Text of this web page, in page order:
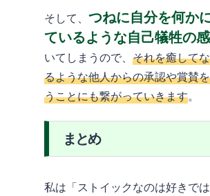
そして、 つねに自分を何か
ているような自己犠牲の
いてしまうので、 それを癒して
るような他人からの承認や賞賛
うことにも繋がっていきます。
まとめ
私は「ストイックなのは好きで